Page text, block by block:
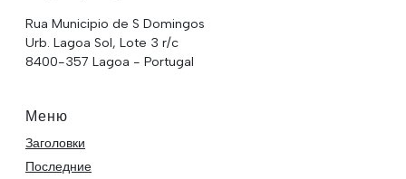
Rua Municipio de S Domingos
Urb. Lagoa Sol, Lote 3 r/c
8400-357 Lagoa - Portugal
Меню
Заголовки
Последние